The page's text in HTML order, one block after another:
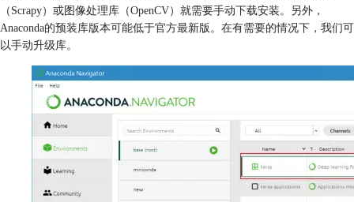
（Scrapy）或图像处理库（OpenCV）就需要手动下载安装。另外，
Anaconda的预装库版本可能低于官方最新版。在有需要的情况下，我们可
以手动升级库。